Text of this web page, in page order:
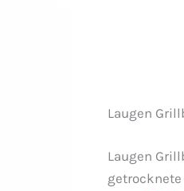
Laugen
Laugen